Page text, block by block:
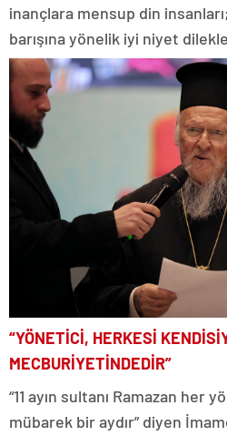
inançlara mensup din
barışına yönelik iyi niyet
“YÖNETİCİ, HERKESİ
MECBURİYETİNDEDİR”
“11 ayın sultanı Ramazan her
mübarek bir aydır” diyen